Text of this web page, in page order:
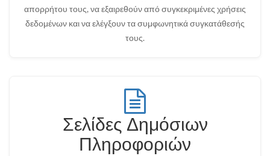
απορρήτου τους, να εξαιρεθούν από συγκεκριμένες χρήσεις
δεδομένων και να ελέγξουν τα συμφωνητικά συγκατάθεσής
τους.
Σελίδες Δημόσιων
Πληροφοριών